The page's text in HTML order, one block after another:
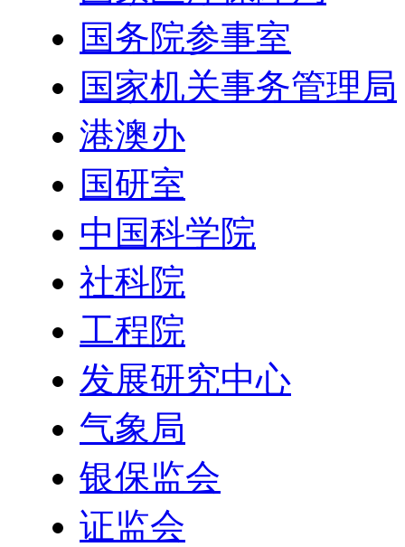
国务院参事室
国家机关事务管理局
港澳办
国研室
中国科学院
社科院
工程院
发展研究中心
气象局
银保监会
证监会